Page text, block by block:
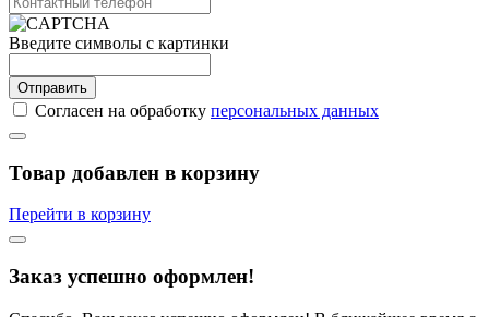
Введите символы с картинки
Отправить
Согласен на обработку персональных данных
Товар добавлен в корзину
Перейти в корзину
Заказ успешно оформлен!